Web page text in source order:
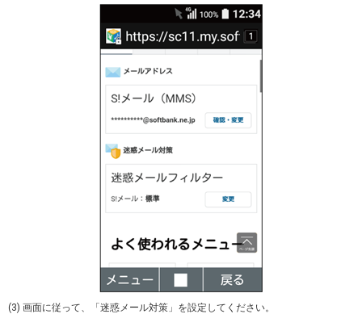
(3) 画面に従って、「迷惑メール対策」を設定してください。